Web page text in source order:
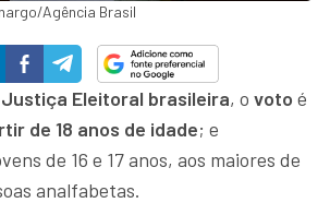
Agência Brasil
Justiça Eleitoral brasileira, o voto é
de 18 anos de idade; e
de 16 e 17 anos, aos maiores de
analfabetas.